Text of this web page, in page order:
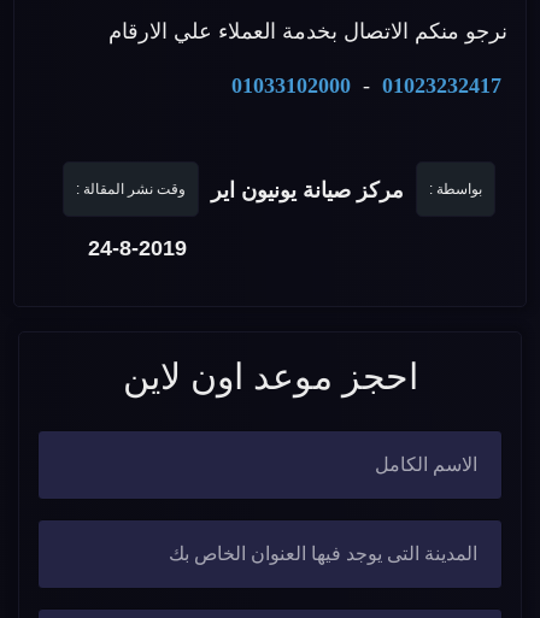
نرجو منكم الاتصال بخدمة العملاء علي الارقام
01023232417
-
01033102000
بواسطة : مركز صيانة يونيون اير وقت نشر المقالة :
24-8-2019
احجز موعد اون لاين